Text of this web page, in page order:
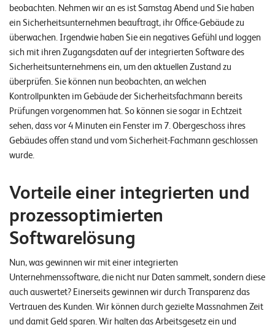
beobachten. Nehmen wir an es ist Samstag Abend und Sie haben
ein Sicherheitsunternehmen beauftragt, ihr Office-Gebäude zu
überwachen. Irgendwie haben Sie ein negatives Gefühl und loggen
sich mit ihren Zugangsdaten auf der integrierten Software des
Sicherheitsunternehmens ein, um den aktuellen Zustand zu
überprüfen. Sie können nun beobachten, an welchen
Kontrollpunkten im Gebäude der Sicherheitsfachmann bereits
Prüfungen vorgenommen hat. So können sie sogar in Echtzeit
sehen, dass vor 4 Minuten ein Fenster im 7. Obergeschoss ihres
Gebäudes offen stand und vom Sicherheit-Fachmann geschlossen
wurde.
Vorteile einer integrierten und
prozessoptimierten
Softwarelösung
Nun, was gewinnen wir mit einer integrierten
Unternehmenssoftware, die nicht nur Daten sammelt, sondern diese
auch auswertet? Einerseits gewinnen wir durch Transparenz das
Vertrauen des Kunden. Wir können durch gezielte Massnahmen Zeit
und damit Geld sparen. Wir halten das Arbeitsgesetz ein und